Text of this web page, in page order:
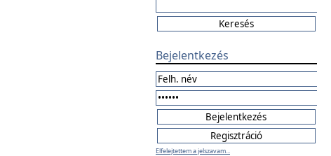
Bejelentkezés
Elfelejtettem a jelszavam...